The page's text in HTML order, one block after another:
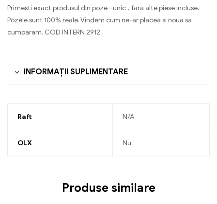
Primesti exact produsul din poze –unic , fara alte piese incluse.
Pozele sunt 100% reale. Vindem cum ne-ar placea si noua sa
cumparam. COD INTERN 2912
INFORMAȚII SUPLIMENTARE
Raft N/A
OLX Nu
Produse similare